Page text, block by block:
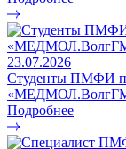
23.07.2026
Студенты ПМФИ
Подробнее